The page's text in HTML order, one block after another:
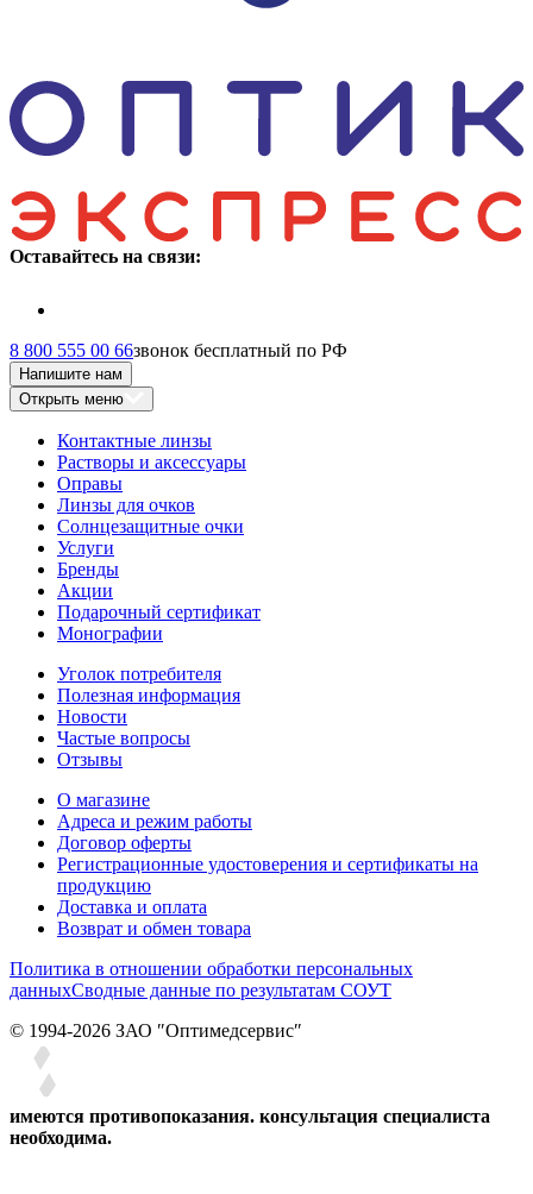
Оставайтесь на связи:
8 800 555 00 66звонок бесплатный по РФ
Напишите нам
Открыть меню
Контактные линзы
Растворы и аксессуары
Оправы
Линзы для очков
Солнцезащитные очки
Услуги
Бренды
Акции
Подарочный сертификат
Монографии
Уголок потребителя
Полезная информация
Новости
Частые вопросы
Отзывы
О магазине
Адреса и режим работы
Договор оферты
Регистрационные удостоверения и сертификаты на
продукцию
Доставка и оплата
Возврат и обмен товара
Политика в отношении обработки персональных
данныхСводные данные по результатам СОУТ
© 1994-2026 ЗАО ″Оптимедсервис″
имеются противопоказания. консультация специалиста
необходима.